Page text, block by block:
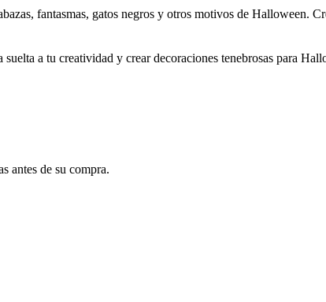
fantasmas, gatos negros y otros motivos de Halloween.
a tu creatividad y crear decoraciones tenebrosas para
antes de su compra.